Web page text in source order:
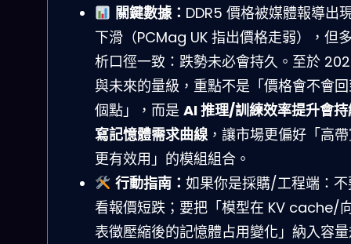
關鍵數據： DDR5 價格被媒體報導出
下滑（PCMag UK 指出價格走弱），但
析口徑一致：跌勢未必會持久。至於
與未來的量級，重點不是「價格會不會
個點」，而是 AI 推理/訓練效率提升會
寫記憶體需求曲線，讓市場更偏好「高
更有效用」的模組組合。
行動指南： 如果你是採購/工程端：不
看報價短跌；要把「模型在 KV cache/
表徵壓縮後的記憶體占用變化」納入容